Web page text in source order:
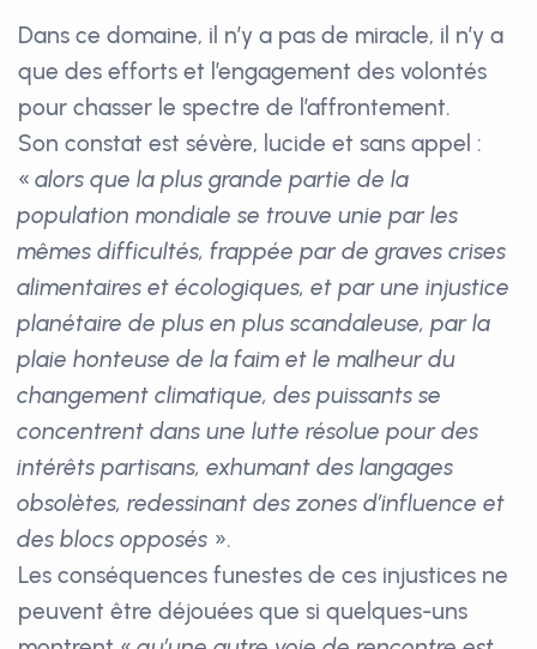
Dans ce domaine, il n’y a pas de miracle, il n’y a
que des efforts et l’engagement des volontés
pour chasser le spectre de l’affrontement.
Son constat est sévère, lucide et sans appel :
«alors que la plus grande partie de la
population mondiale se trouve unie par les
mêmes difficultés, frappée par de graves crises
alimentaires et écologiques, et par une injustice
planétaire de plus en plus scandaleuse, par la
plaie honteuse de la faim et le malheur du
changement climatique, des puissants se
concentrent dans une lutte résolue pour des
intérêts partisans, exhumant des langages
obsolètes, redessinant des zones d’influence et
des blocs opposés ».
Les conséquences funestes de ces injustices ne
peuvent être déjouées que si quelques-uns